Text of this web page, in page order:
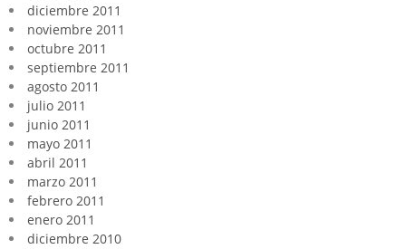
diciembre 2011
noviembre 2011
octubre 2011
septiembre 2011
agosto 2011
julio 2011
junio 2011
mayo 2011
abril 2011
marzo 2011
febrero 2011
enero 2011
diciembre 2010